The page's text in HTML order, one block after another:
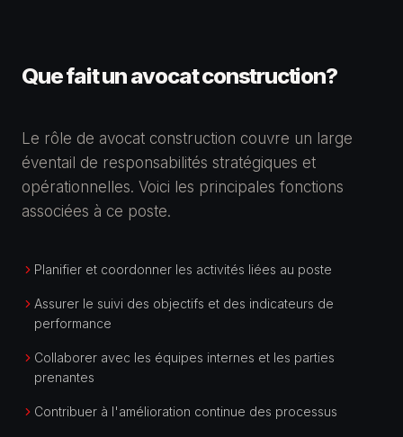
Que fait un avocat construction?
Le rôle de avocat construction couvre un large
éventail de responsabilités stratégiques et
opérationnelles. Voici les principales fonctions
associées à ce poste.
Planifier et coordonner les activités liées au poste
Assurer le suivi des objectifs et des indicateurs de
performance
Collaborer avec les équipes internes et les parties
prenantes
Contribuer à l'amélioration continue des processus